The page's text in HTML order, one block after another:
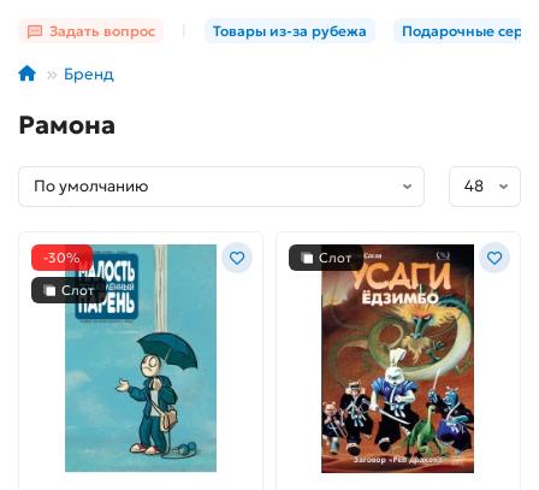
Задать вопрос Товары из-за рубежа Подарочные
Бренд
Рамона
-30%
Слот
Слот